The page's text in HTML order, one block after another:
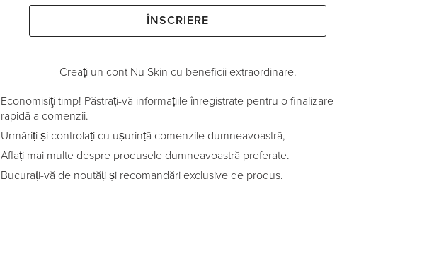
ÎNSCRIERE
Creați un cont Nu Skin cu beneficii extraordinare.
Economisiţi timp! Păstrați-vă informațiile înregistrate pentru o finalizare
rapidă a comenzii.
Urmăriți și controlați cu ușurință comenzile dumneavoastră,
Aflați mai multe despre produsele dumneavoastră preferate.
Bucurați-vă de noutăți și recomandări exclusive de produs.